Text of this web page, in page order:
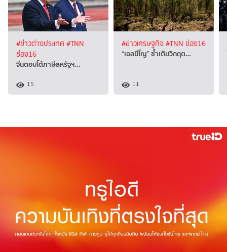
#ข่าวต่างประเทศ #TNN
ช่อง16
จีนตอบโต้ภาษีสหรัฐฯ…
15
#ข่าวเศรษฐกิจ #TNN ช่อง16
“เอลนีโญ” ซ้ำเติมวิกฤต…
11